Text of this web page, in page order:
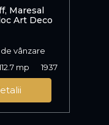
Maresal
Art Deco
vânzare
mp 1937